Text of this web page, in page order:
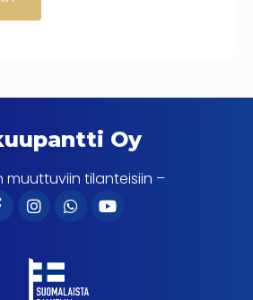
Oy
muuttuviin tilanteisiin –